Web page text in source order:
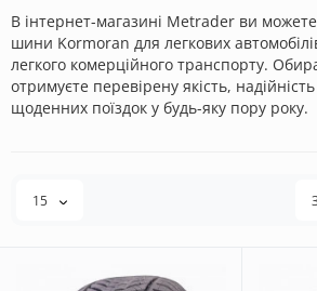
В інтернет-магазині Metrader ви
шини Kormoran для легкових
легкого комерційного транспорту.
отримуєте перевірену якість,
щоденних поїздок у будь-яку пору року.
15